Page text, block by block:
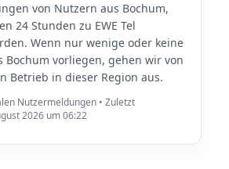
von Nutzern aus Bochum,
24 Stunden zu EWE Tel
Wenn nur wenige oder keine
Bochum vorliegen, gehen wir von
Betrieb in dieser Region aus.
Nutzermeldungen • Zuletzt
2026 um 06:22